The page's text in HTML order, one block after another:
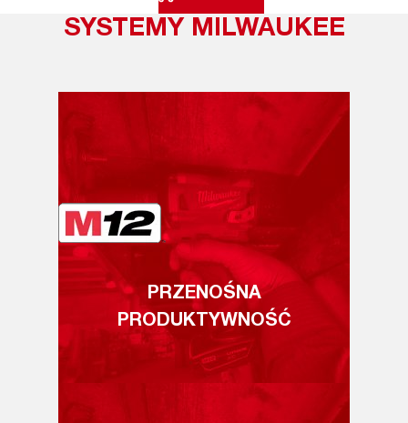
SYSTEMY MILWAUKEE
PRZENOŚNA
PRODUKTYWNOŚĆ